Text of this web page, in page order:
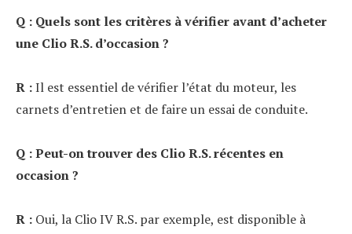
Q : Quels sont les critères à vérifier avant d’acheter
une Clio R.S. d’occasion ?
R :Il est essentiel de vérifier l’état du moteur, les
carnets d’entretien et de faire un essai de conduite.
Q : Peut-on trouver des Clio R.S. récentes en
occasion ?
R : Oui, la Clio IV R.S. par exemple, est disponible à